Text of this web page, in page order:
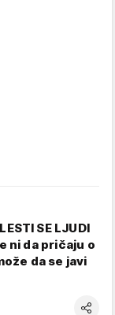
SE LJUDI
ni da pričaju o
da se javi